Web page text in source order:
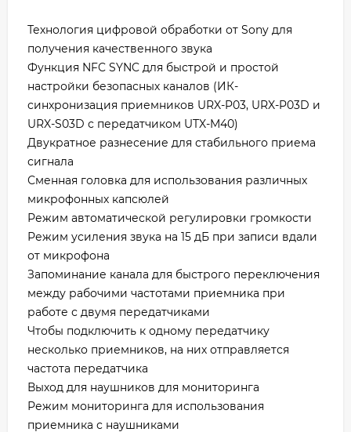
Технология цифровой обработки от Sony для
получения качественного звука
Функция NFC SYNC для быстрой и простой
настройки безопасных каналов (ИК-
синхронизация приемников URX-P03, URX-P03D и
URX-S03D с передатчиком UTX-M40)
Двукратное разнесение для стабильного приема
сигнала
Сменная головка для использования различных
микрофонных капсюлей
Режим автоматической регулировки громкости
Режим усиления звука на 15 дБ при записи вдали
от микрофона
Запоминание канала для быстрого переключения
между рабочими частотами приемника при
работе с двумя передатчиками
Чтобы подключить к одному передатчику
несколько приемников, на них отправляется
частота передатчика
Выход для наушников для мониторинга
Режим мониторинга для использования
приемника с наушниками